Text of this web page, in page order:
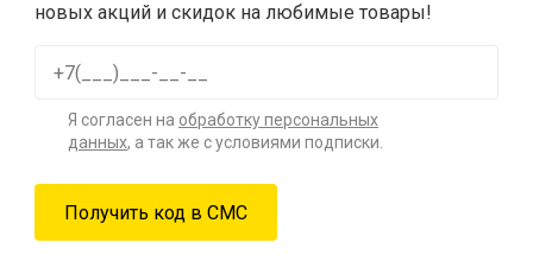
новых акций и скидок на любимые товары!
Я согласен на обработку персональных
данных, а так же с условиями подписки.